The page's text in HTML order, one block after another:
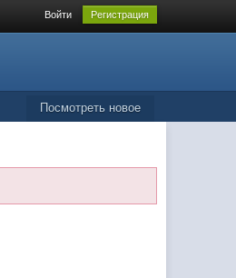
Войти Регистрация
Посмотреть новое